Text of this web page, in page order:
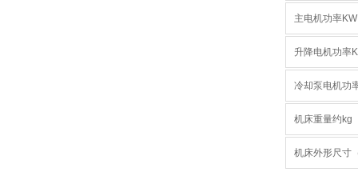
主电机功率KW
升降电机功率
冷却泵电机功
机床重量约kg
机床外形尺寸